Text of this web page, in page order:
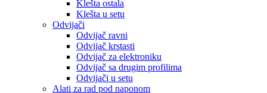
Klešta ostala
Klešta u setu
Odvijači
Odvijač ravni
Odvijač krstasti
Odvijač za elektroniku
Odvijač sa drugim profilima
Odvijači u setu
Alati za rad pod naponom